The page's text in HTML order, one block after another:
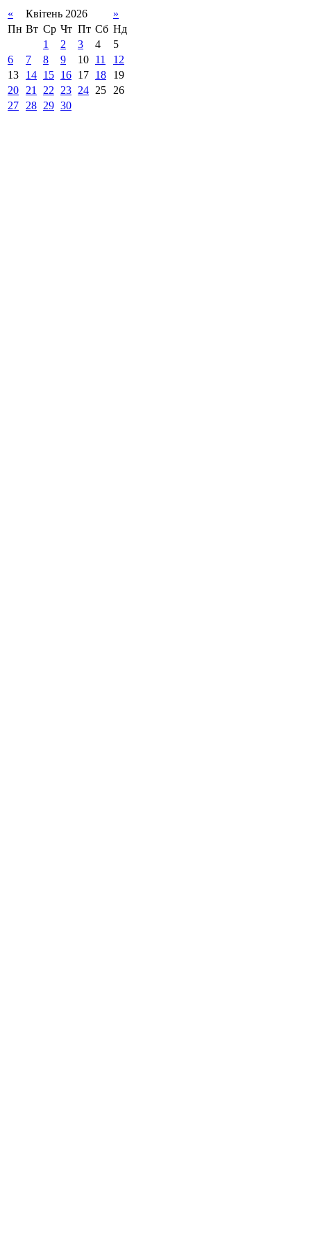
« Квітень 2026
»
Пн Вт Ср Чт Пт Сб Нд
1
2 3 4
5
6
7 8 9 10 11
12
13
14 15 16 17 18
19
20
21 22 23 24 25
26
27
28 29 30